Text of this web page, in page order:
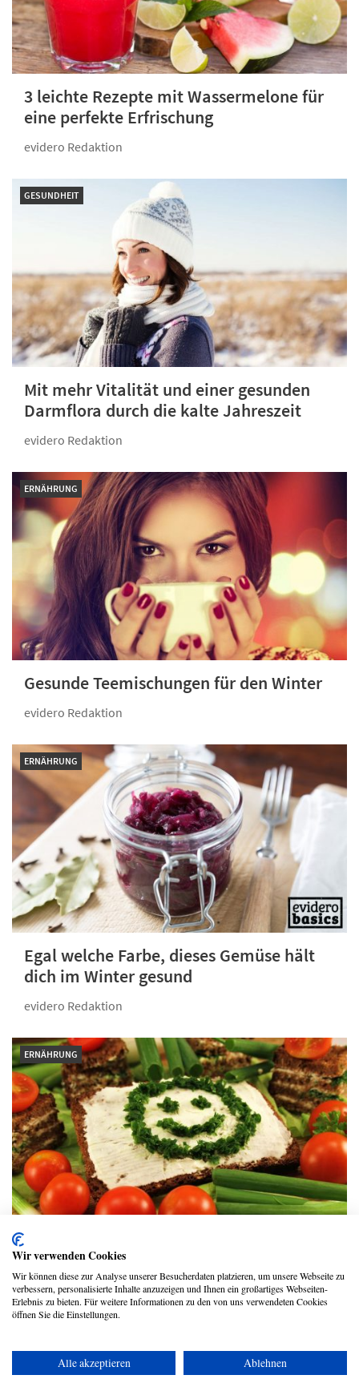
3 leichte Rezepte mit Wassermelone für
eine perfekte Erfrischung
evidero Redaktion
GESUNDHEIT
Mit mehr Vitalität und einer gesunden
Darmflora durch die kalte Jahreszeit
evidero Redaktion
ERNÄHRUNG
Gesunde Teemischungen für den Winter
evidero Redaktion
ERNÄHRUNG
Egal welche Farbe, dieses Gemüse hält
dich im Winter gesund
evidero Redaktion
ERNÄHRUNG
Ein Wegweiser für eine gesunde und
abwechslungsreiche Ernährung
Christian Strempel
Wir verwenden Cookies
Wir können diese zur Analyse unserer Besucherdaten platzieren, um unsere Webseite zu
verbessern, personalisierte Inhalte anzuzeigen und Ihnen ein großartiges Webseiten-
Erlebnis zu bieten. Für weitere Informationen zu den von uns verwendeten Cookies
öffnen Sie die Einstellungen.
Alle akzeptieren Ablehnen